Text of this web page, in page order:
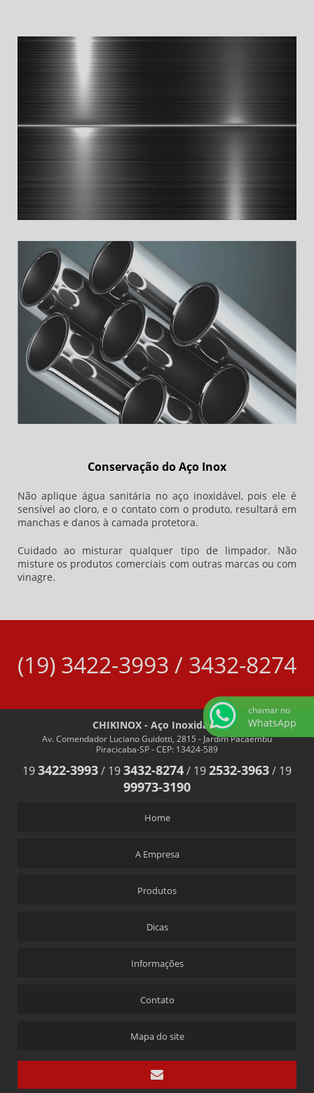
Conservação do Aço Inox
Não aplique água sanitária no aço inoxidável, pois ele é
sensível ao cloro, e o contato com o produto, resultará em
manchas e danos à camada protetora.
Cuidado ao misturar qualquer tipo de limpador. Não
misture os produtos comerciais com outras marcas ou com
vinagre.
(19) 3422-3993 / 3432-8274
CHIKINOX - Aço Inoxidável
Av. Comendador Luciano Guidotti, 2815 - Jardim Pacaembu
Piracicaba-SP - CEP: 13424-589
193422-3993/ 193432-8274/ 192532-3963/ 19
99973-3190
Home
A Empresa
Produtos
Dicas
Informações
Contato
Mapa do site
chamar no
WhatsApp